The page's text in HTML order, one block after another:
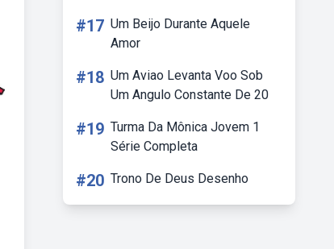
#17 Um Beijo Durante Aquele
Amor
#18 Um Aviao Levanta Voo Sob
Um Angulo Constante De 20
#19 Turma Da Mônica Jovem 1
Série Completa
#20 Trono De Deus Desenho